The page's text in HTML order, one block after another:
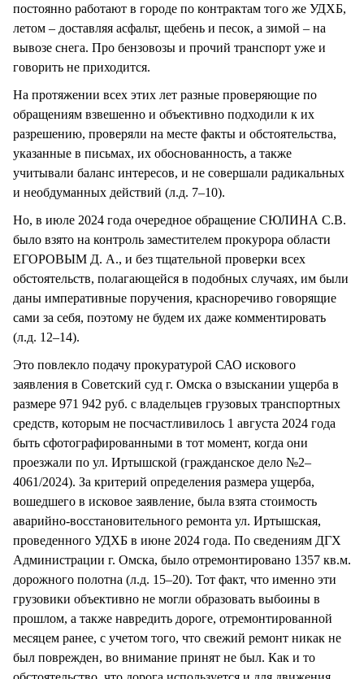
постоянно работают в городе по контрактам того же УДХБ,
летом – доставляя асфальт, щебень и песок, а зимой – на
вывозе снега. Про бензовозы и прочий транспорт уже и
говорить не приходится.
На протяжении всех этих лет разные проверяющие по
обращениям взвешенно и объективно подходили к их
разрешению, проверяли на месте факты и обстоятельства,
указанные в письмах, их обоснованность, а также
учитывали баланс интересов, и не совершали радикальных
и необдуманных действий (л.д. 7–10).
Но, в июле 2024 года очередное обращение СЮЛИНА С.В.
было взято на контроль заместителем прокурора области
ЕГОРОВЫМ Д. А., и без тщательной проверки всех
обстоятельств, полагающейся в подобных случаях, им были
даны императивные поручения, красноречиво говорящие
сами за себя, поэтому не будем их даже комментировать
(л.д. 12–14).
Это повлекло подачу прокуратурой САО искового
заявления в Советский суд г. Омска о взыскании ущерба в
размере 971 942 руб. с владельцев грузовых транспортных
средств, которым не посчастливилось 1 августа 2024 года
быть сфотографированными в тот момент, когда они
проезжали по ул. Иртышской (гражданское дело №2–
4061/2024). За критерий определения размера ущерба,
вошедшего в исковое заявление, была взята стоимость
аварийно-восстановительного ремонта ул. Иртышская,
проведенного УДХБ в июне 2024 года. По сведениям ДГХ
Администрации г. Омска, было отремонтировано 1357 кв.м.
дорожного полотна (л.д. 15–20). Тот факт, что именно эти
грузовики объективно не могли образовать выбоины в
прошлом, а также навредить дороге, отремонтированной
месяцем ранее, с учетом того, что свежий ремонт никак не
был поврежден, во внимание принят не был. Как и то